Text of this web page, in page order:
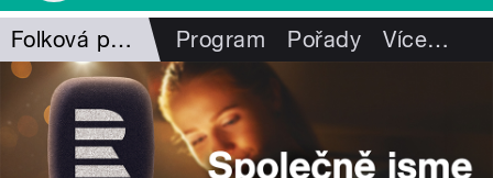
Folková pohlazení Program Pořady Více…